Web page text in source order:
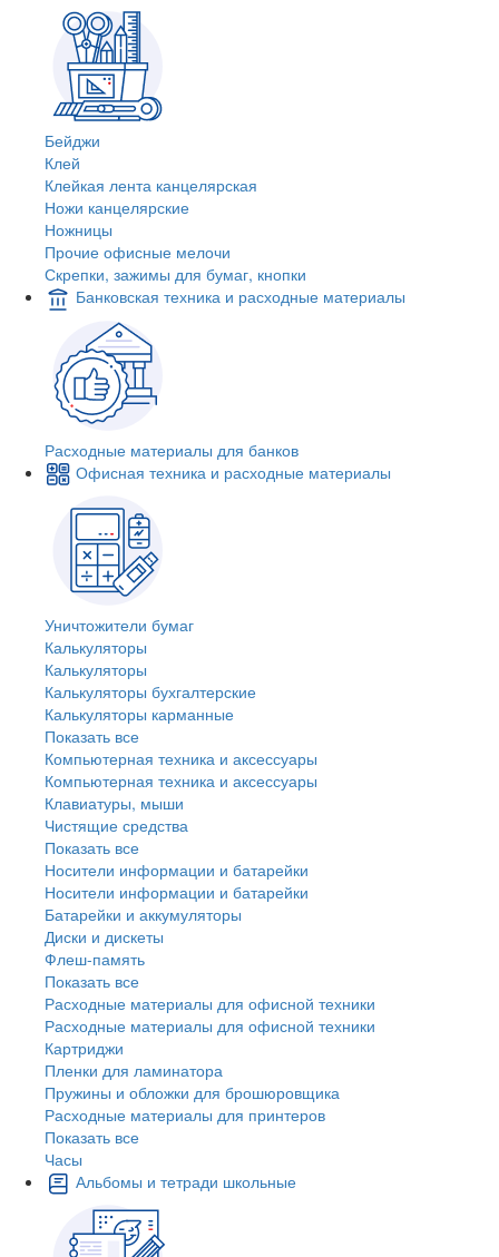
Бейджи
Клей
Клейкая лента канцелярская
Ножи канцелярские
Ножницы
Прочие офисные мелочи
Скрепки, зажимы для бумаг, кнопки
Банковская техника и расходные материалы
Расходные материалы для банков
Офисная техника и расходные материалы
Уничтожители бумаг
Калькуляторы
Калькуляторы
Калькуляторы бухгалтерские
Калькуляторы карманные
Показать все
Компьютерная техника и аксессуары
Компьютерная техника и аксессуары
Клавиатуры, мыши
Чистящие средства
Показать все
Носители информации и батарейки
Носители информации и батарейки
Батарейки и аккумуляторы
Диски и дискеты
Флеш-память
Показать все
Расходные материалы для офисной техники
Расходные материалы для офисной техники
Картриджи
Пленки для ламинатора
Пружины и обложки для брошюровщика
Расходные материалы для принтеров
Показать все
Часы
Альбомы и тетради школьные